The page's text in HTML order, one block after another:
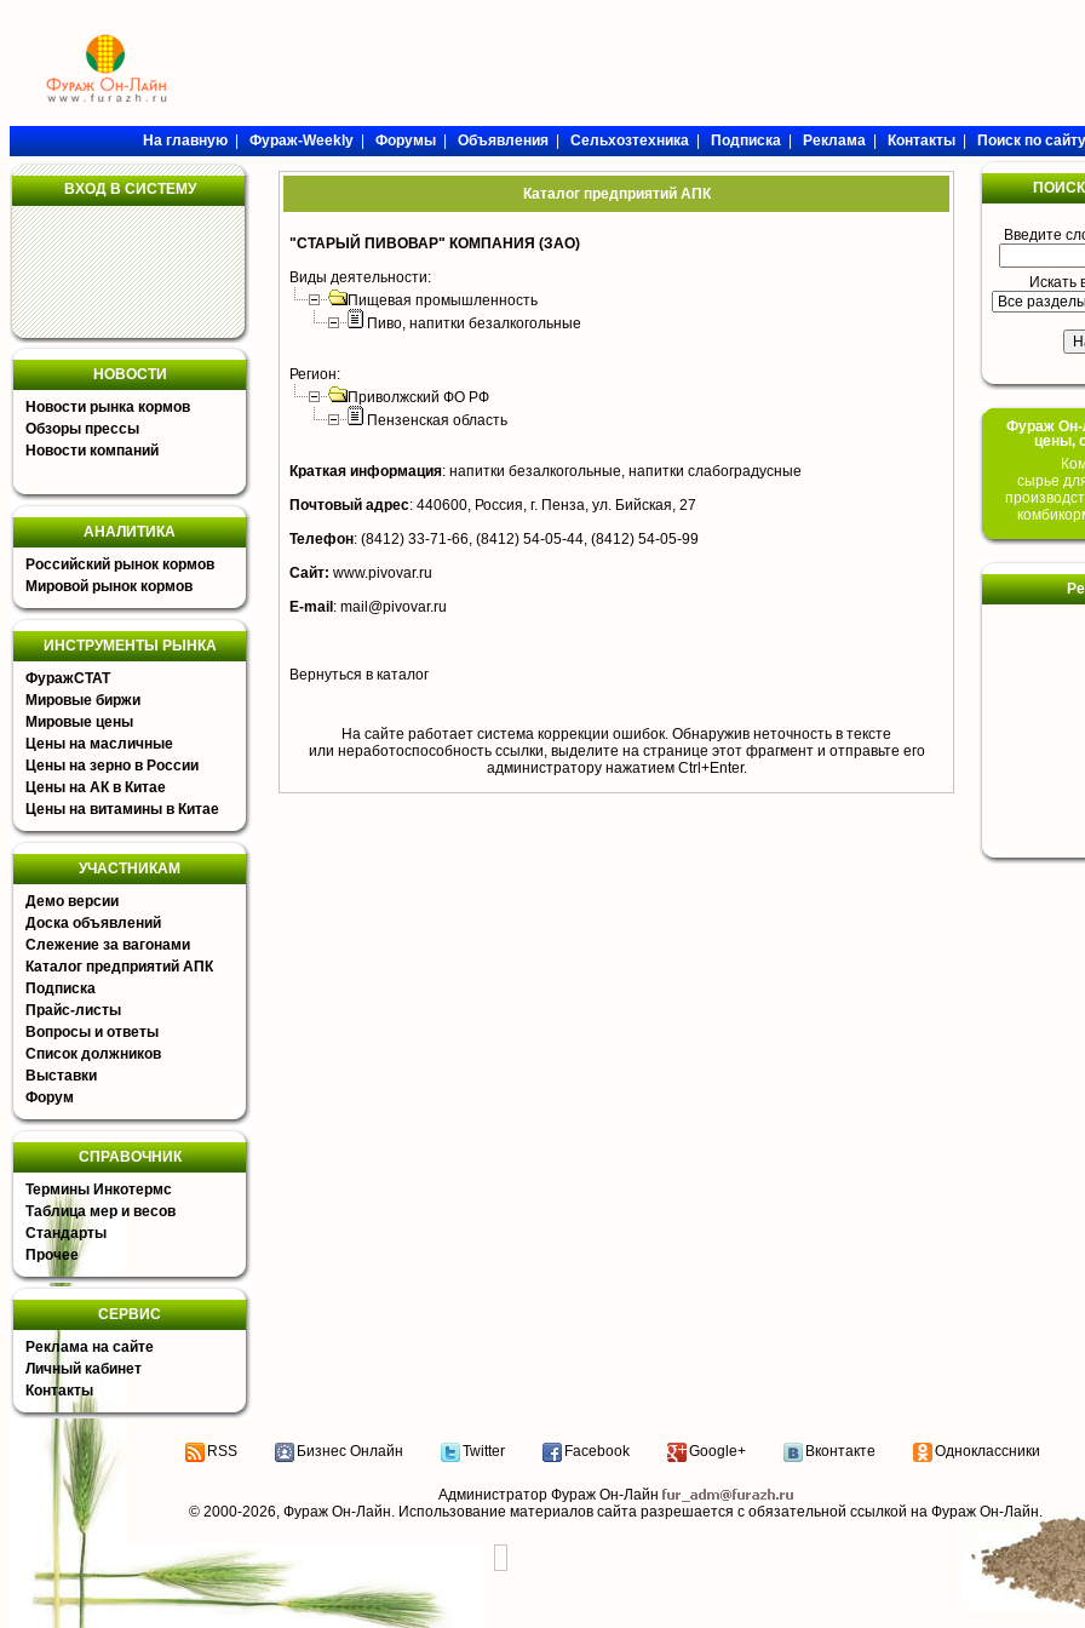
На главную|Фураж-Weekly|Форумы|Объявления|Сельхозтехника|Подписка|Реклама|Контакты|Поиск по сайту
ВХОД В СИСТЕМУ
НОВОСТИ
Новости рынка кормов
Обзоры прессы
Новости компаний
АНАЛИТИКА
Российский рынок кормов
Мировой рынок кормов
ИНСТРУМЕНТЫ РЫНКА
ФуражСТАТ
Мировые биржи
Мировые цены
Цены на масличные
Цены на зерно в России
Цены на АК в Китае
Цены на витамины в Китае
УЧАСТНИКАМ
Демо версии
Доска объявлений
Слежение за вагонами
Каталог предприятий АПК
Подписка
Прайс-листы
Вопросы и ответы
Список должников
Выставки
Форум
СПРАВОЧНИК
Термины Инкотермс
Таблица мер и весов
Стандарты
Прочее
СЕРВИС
Реклама на сайте
Личный кабинет
Контакты
Каталог предприятий АПК
"СТАРЫЙ ПИВОВАР" КОМПАНИЯ (ЗАО)
Виды деятельности:
Пищевая промышленность
Пиво, напитки безалкогольные
Регион:
Приволжский ФО РФ
Пензенская область
Краткая информация: напитки безалкогольные, напитки слабоградусные
Почтовый адрес: 440600, Россия, г. Пенза, ул. Бийская, 27
Телефон: (8412) 33-71-66, (8412) 54-05-44, (8412) 54-05-99
Сайт: www.pivovar.ru
E-mail : mail@pivovar.ru
Вернуться в каталог
На сайте работает система коррекции ошибок. Обнаружив неточность в тексте
или неработоспособность ссылки, выделите на странице этот фрагмент и отправьте его
aдминистратору нажатием Ctrl+Enter.
Введите
Искать
Фураж Он-
цены,
сырье
RSS Бизнес Онлайн Twitter Facebook Google+ Вконтакте Одноклассники
Администратор Фураж Он-Лайн
© 2000-2026, Фураж Он-Лайн. Использование материалов сайта разрешается с обязательной ссылкой на Фураж Он-Лайн.